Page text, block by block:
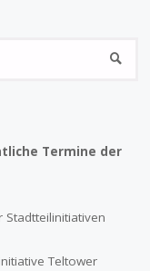
SUCHE
Termine der
Teltower